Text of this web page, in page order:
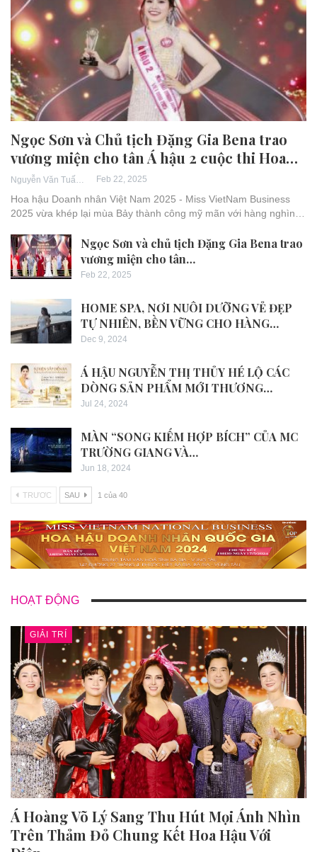
Ngọc Sơn và Chủ tịch Đặng Gia Bena trao
vương miện cho tân Á hậu 2 cuộc thi Hoa…
Feb 22, 2025
Hoa hậu Doanh nhân Việt Nam 2025 - Miss VietNam Business
2025 vừa khép lại mùa Bảy thành công mỹ mãn với hàng nghìn…
Ngọc Sơn và chủ tịch Đặng Gia Bena trao
vương miện cho tân…
Feb 22, 2025
HOME SPA, NƠI NUÔI DƯỠNG VẺ ĐẸP
TỰ NHIÊN, BỀN VỮNG CHO HÀNG…
Dec 9, 2024
Á HẬU NGUYỄN THỊ THỦY HÉ LỘ CÁC
DÒNG SẢN PHẨM MỚI THƯƠNG…
Jul 24, 2024
MÀN “SONG KIẾM HỢP BÍCH” CỦA MC
TRƯỜNG GIANG VÀ…
Jun 18, 2024
TRƯƠC SAU 1 của 40
HOẠT ĐỘNG
GIẢI TRÍ
Á Hoàng Võ Lý Sang Thu Hút Mọi Ánh Nhìn
Trên Thảm Đỏ Chung Kết Hoa Hậu Với